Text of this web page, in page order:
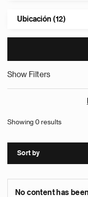
Ubicación (12)
Show Filters
Showing 0 results
Sort by
No content has